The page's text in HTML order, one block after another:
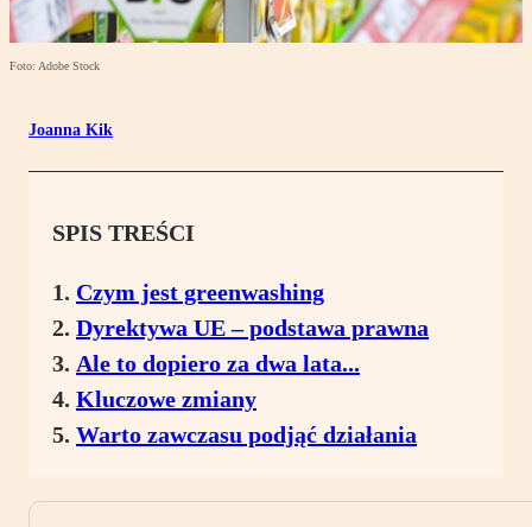
Foto: Adobe Stock
Joanna Kik
SPIS TREŚCI
Czym jest greenwashing
Dyrektywa UE – podstawa prawna
Ale to dopiero za dwa lata...
Kluczowe zmiany
Warto zawczasu podjąć działania